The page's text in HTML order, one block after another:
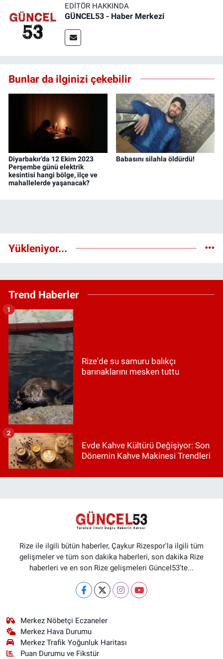
EDITÖR HAKKINDA
GÜNCEL53 - Haber Merkezi
Bunlar da ilginizi çekebilir
Diyarbakır’da 12 Ekim 2023
Perşembe günü elektrik
kesintisi hangi bölge, ilçe ve
mahallelerde yaşanacak?
Babasını silahla öldürdü!
Yükleniyor...
Trend Haberler
Rize'de su samuru balıkçı
barınaklarını mesken tuttu
1
Evde Kahve Kültürü Değişiyor: Son
Dönemin Kahve Makinesi Trendleri
2
Rize ile ilgili bütün haberler, Çaykur Rizespor'la ilgili tüm
gelişmeler ve tüm son dakika haberleri, son dakika Rize
haberleri ve en son Rize gelişmeleri Güncel53'te...
Merkez Nöbetçi Eczaneler
Merkez Hava Durumu
Merkez Trafik Yoğunluk Haritası
Puan Durumu ve Fikstür